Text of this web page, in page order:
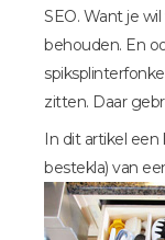
SEO. Want je
behouden. En
zitten. Daar
In dit artikel een
bestekla) van